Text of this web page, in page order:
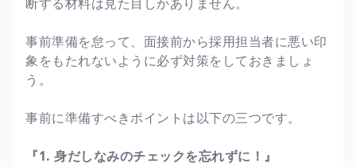
事前準備を怠って、面接前から採用担当者に悪い印
象をもたれないように必ず対策をしておきましょ
う。
事前に準備すべきポイントは以下の三つです。
『1. 身だしなみのチェックを忘れずに！』